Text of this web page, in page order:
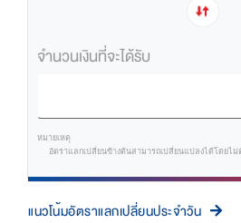
จำนวนเงินที่จะได้รับ
หมายเหตุ
อัตราแลกเปลี่ยนข้างต้นสามารถเปลี่ยนแปลงได้โดยไม่
แนวโน้มอัตราแลกเปลี่ยนประจำวัน